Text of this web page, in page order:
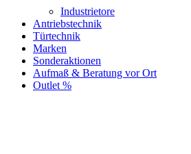
Industrietore
Antriebstechnik
Türtechnik
Marken
Sonderaktionen
Aufmaß & Beratung vor Ort
Outlet %